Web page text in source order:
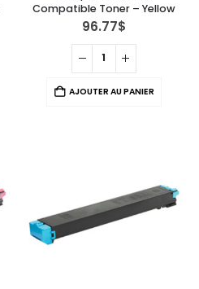
Compatible Toner – Yellow
96.77$
AJOUTER AU PANIER